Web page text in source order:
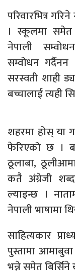
परिवारभित्र
। स्कूलमा समेत
नेपाली
सम्वोधन
सरस्वती शाही
बच्चालाई त्यही
शहरमा होस् या
फेरिएको छ ।
ठूलाबा,
कतै अंग्रेजी
ल्याइन्छ ।
नेपाली भाषामा
साहित्यकार
पुस्तामा
भन्ने समेत